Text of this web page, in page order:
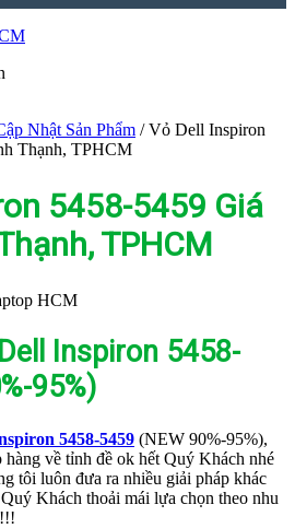
Nhật Sản Phẩm /Vỏ Dell Inspiron
Thạnh, TPHCM
5458-5459 Giá
TPHCM
HCM
Inspiron 5458-
95%)
5458-5459 (NEW 90%-95%),
hàng về tỉnh đề ok hết Quý Khách nhé
tôi luôn đưa ra nhiều giải pháp khác
Khách thoải mái lựa chọn theo nhu